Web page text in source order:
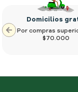
Domicilios
Por compras
$70.000